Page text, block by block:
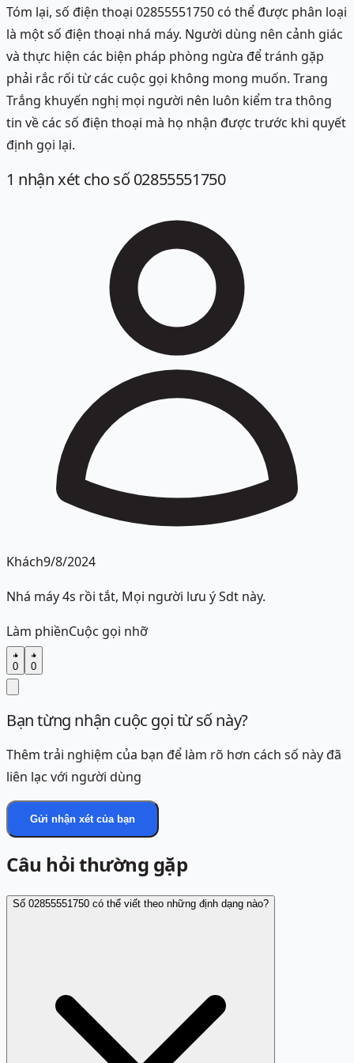
Tóm lại, số điện thoại 02855551750 có thể được phân loại
là một số điện thoại nhá máy. Người dùng nên cảnh giác
và thực hiện các biện pháp phòng ngừa để tránh gặp
phải rắc rối từ các cuộc gọi không mong muốn. Trang
Trắng khuyến nghị mọi người nên luôn kiểm tra thông
tin về các số điện thoại mà họ nhận được trước khi quyết
định gọi lại.
1 nhận xét cho số 02855551750
Khách9/8/2024
Nhá máy 4s rồi tắt, Mọi người lưu ý Sdt này.
Làm phiềnCuộc gọi nhỡ
0 0
Bạn từng nhận cuộc gọi từ số này?
Thêm trải nghiệm của bạn để làm rõ hơn cách số này đã
liên lạc với người dùng
Gửi nhận xét của bạn
Câu hỏi thường gặp
Số 02855551750 có thể viết theo những định dạng nào?